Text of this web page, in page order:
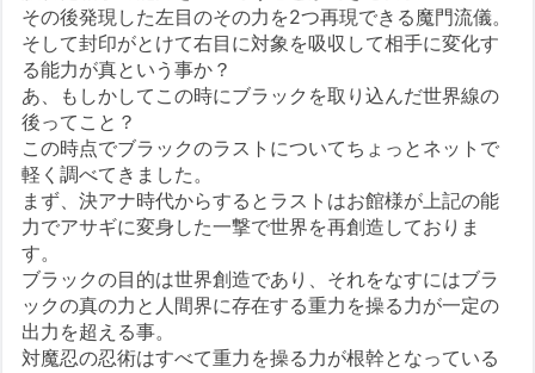
その後発現した左目のその力を2つ再現できる魔門流儀。
そして封印がとけて右目に対象を吸収して相手に変化す
る能力が真という事か？
あ、もしかしてこの時にブラックを取り込んだ世界線の
後ってこと？
この時点でブラックのラストについてちょっとネットで
軽く調べてきました。
まず、決アナ時代からするとラストはお館様が上記の能
力でアサギに変身した一撃で世界を再創造しておりま
す。
ブラックの目的は世界創造であり、それをなすにはブラ
ックの真の力と人間界に存在する重力を操る力が一定の
出力を超える事。
対魔忍の忍術はすべて重力を操る力が根幹となっている